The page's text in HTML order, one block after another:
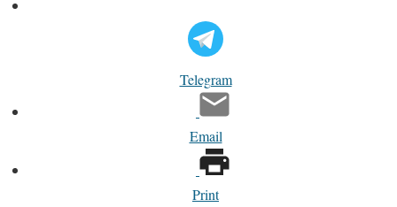
Telegram
Email
Print